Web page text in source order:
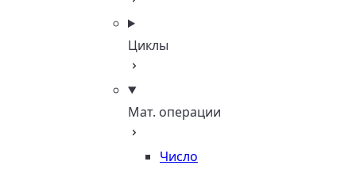
Циклы
Мат. операции
Число